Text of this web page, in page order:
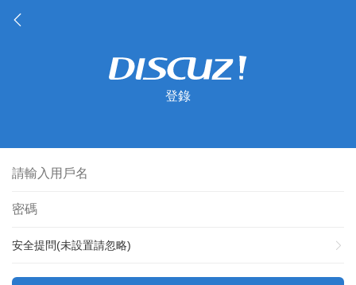
登錄
安全提問(未設置請忽略)